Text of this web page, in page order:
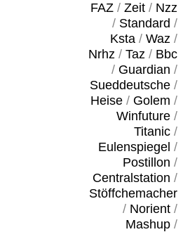
FAZ/ Zeit/ Nzz
/ Standard /
Ksta/ Waz/
Nrhz/ Taz/ Bbc
/ Guardian /
Sueddeutsche/
Heise/ Golem /
Winfuture/
Titanic/
Eulenspiegel /
Postillon /
Centralstation /
Stöffchemacher
/ Norient/
Mashup/